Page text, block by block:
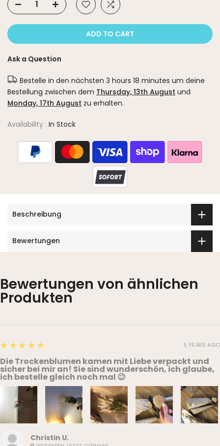
ADD TO CART
Ask a Question
Bestelle in den nächsten 3 hours 18 minutes um deine
Bestellung zwischen dem Thursday, 13th August und
Monday, 17th August zu erhalten.
Availability : In Stock
Beschreibung
Bewertungen
Bewertungen von ähnlichen
Produkten
Christin U.
5
★★★★★
Die Trockenblumen kamen mit Liebe verpackt und
sicher bei mir an! Sie sind wunderschön, ich glaube,
ich bestelle gleich noch mal 😉
5 YEARS AGO